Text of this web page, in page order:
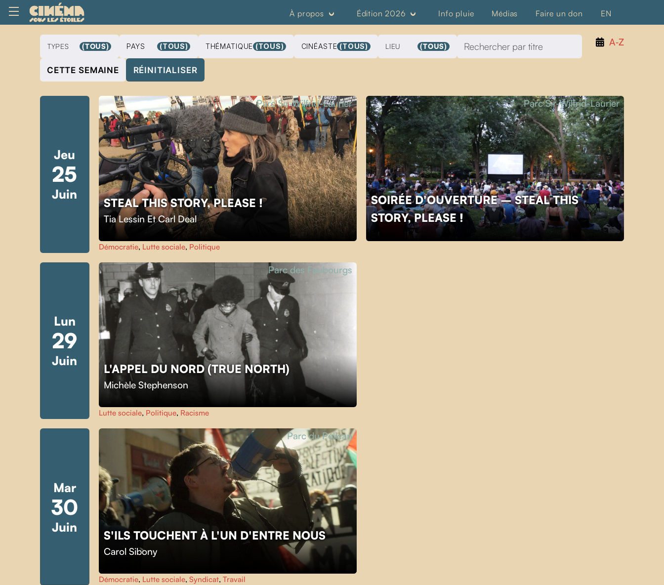
À propos Édition 2026 Info pluie Médias Faire un don EN
A‑Z
TYPES (TOUS) PAYS (TOUS) THÉMATIQUE (TOUS) CINÉASTE (TOUS) LIEU (TOUS)
CETTE SEMAINE RÉINITIALISER
Jeu
25
Juin
STEAL THIS STORY, PLEASE !
Tia Lessin Et Carl Deal
Parc Sir-Wilfrid-Laurier
Démocratie, Lutte sociale, Politique
SOIRÉE D'OUVERTURE – STEAL THIS
STORY, PLEASE !
Parc Sir-Wilfrid-Laurier
Lun
29
Juin
L'APPEL DU NORD (TRUE NORTH)
Michèle Stephenson
Parc des Faubourgs
Lutte sociale, Politique, Racisme
Mar
30
Juin
S'ILS TOUCHENT À L'UN D'ENTRE NOUS
Carol Sibony
Parc du Pélican
Démocratie, Lutte sociale, Syndicat, Travail